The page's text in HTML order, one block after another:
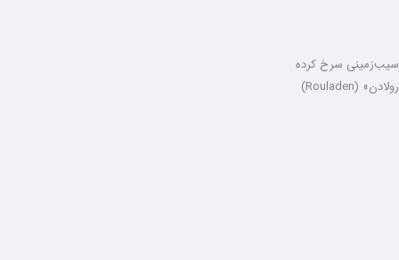
سیب‌زمینی سرخ کرده
رولادن» (Rouladen)